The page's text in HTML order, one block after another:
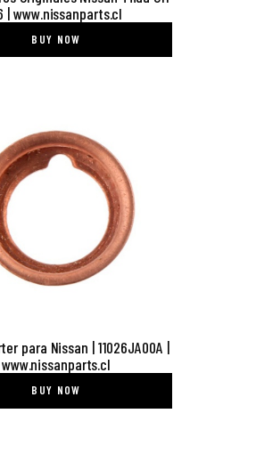
| www.nissanparts.cl
BUY NOW
para Nissan | 11026JA00A |
www.nissanparts.cl
BUY NOW